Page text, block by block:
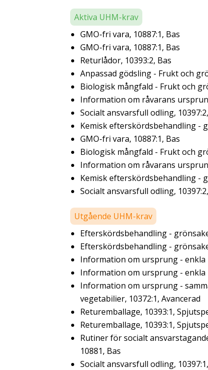
Aktiva UHM-krav
GMO-fri vara, 10887:1, Bas
GMO-fri vara, 10887:1, Bas
Returlådor, 10393:2, Bas
Anpassad gödsling - Frukt och
Biologisk mångfald - Frukt och
Information om råvarans
Socialt ansvarsfull odling,
Kemisk efterskördsbehandling -
GMO-fri vara, 10887:1, Bas
Biologisk mångfald - Frukt och
Information om råvarans
Kemisk efterskördsbehandling -
Socialt ansvarsfull odling,
Utgående UHM-krav
Efterskördsbehandling -
Efterskördsbehandling -
Information om ursprung - enkla
Information om ursprung - enkla
Information om ursprung -
vegetabilier, 10372:1, Avancerad
Returemballage, 10393:1,
Returemballage, 10393:1,
Rutiner för socialt
10881, Bas
Socialt ansvarsfull odling,